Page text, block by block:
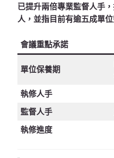
已提升兩倍專業監督人手
人，並指目前有逾五成單位
會議重點承諾
單位保養期
執修人手
監督人手
執修進度